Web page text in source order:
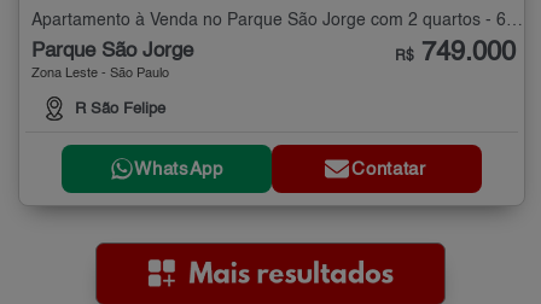
Apartamento à Venda no Parque São Jorge com 2 quartos - 67 m²
Parque São Jorge
Zona Leste - São Paulo
R São Felipe
R$ 749.000
WhatsApp Contatar